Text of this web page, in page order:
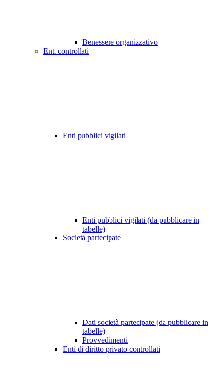
Benessere organizzativo
Enti controllati
Enti pubblici vigilati
Enti pubblici vigilati (da pubblicare in
tabelle)
Società partecipate
Dati società partecipate (da pubblicare in
tabelle)
Provvedimenti
Enti di diritto privato controllati